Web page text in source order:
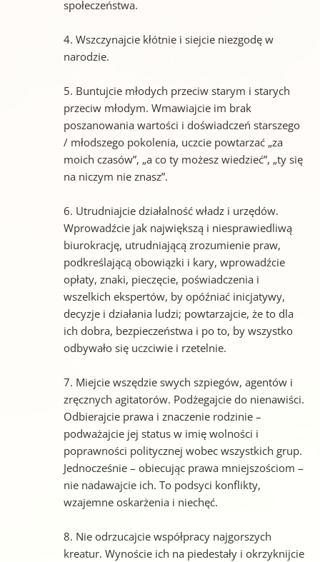
społeczeństwa.
4. Wszczynajcie kłótnie i siejcie niezgodę w
narodzie.
5. Buntujcie młodych przeciw starym i starych
przeciw młodym. Wmawiajcie im brak
poszanowania wartości i doświadczeń starszego
/ młodszego pokolenia, uczcie powtarzać „za
moich czasów”, „a co ty możesz wiedzieć”, „ty się
na niczym nie znasz”.
6. Utrudniajcie działalność władz i urzędów.
Wprowadźcie jak największą i niesprawiedliwą
biurokrację, utrudniającą zrozumienie praw,
podkreślającą obowiązki i kary, wprowadźcie
opłaty, znaki, pieczęcie, poświadczenia i
wszelkich ekspertów, by opóźniać inicjatywy,
decyzje i działania ludzi; powtarzajcie, że to dla
ich dobra, bezpieczeństwa i po to, by wszystko
odbywało się uczciwie i rzetelnie.
7. Miejcie wszędzie swych szpiegów, agentów i
zręcznych agitatorów. Podżegajcie do nienawiści.
Odbierajcie prawa i znaczenie rodzinie –
podważajcie jej status w imię wolności i
poprawności politycznej wobec wszystkich grup.
Jednocześnie – obiecując prawa mniejszościom –
nie nadawajcie ich. To podsyci konflikty,
wzajemne oskarżenia i niechęć.
8. Nie odrzucajcie współpracy najgorszych
kreatur. Wynoście ich na piedestały i okrzyknijcie